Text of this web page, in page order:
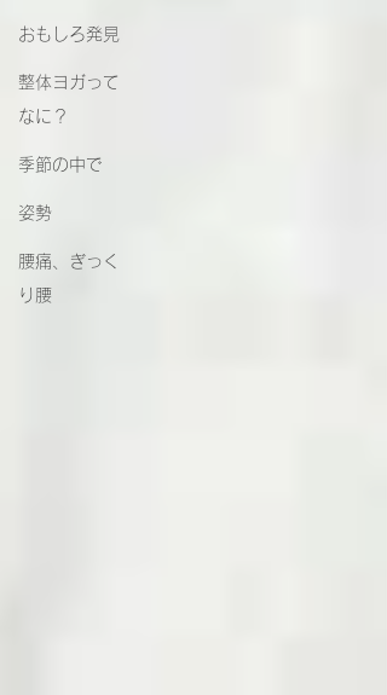
おもしろ発見
整体ヨガって
なに？
季節の中で
姿勢
腰痛、ぎっく
り腰